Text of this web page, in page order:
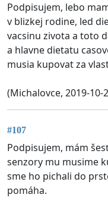
Podpisujem, lebo
v blizkej rodine, led
vacsinu zivota a toto
a hlavne dietatu
musia kupovat za
(Michalovce, 2019-10-
#107
Podpisujem, mám
senzory mu musime
sme ho pichali do
pomáha.